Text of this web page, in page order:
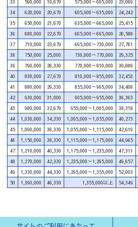
33
590,000 19,670 575,000～605,000 23,069
34
620,000 20,670 605,000～635,000 24,242
35
650,000 21,670 635,000～665,000 25,415
36
680,000 22,670 665,000～695,000 26,588
37
710,000 23,670 695,000～730,000 27,761
38
750,000 25,000 730,000～770,000 29,325
39
790,000 26,330 770,000～810,000 30,889
40
830,000 27,670 810,000～855,000 32,453
41
880,000 29,330 855,000～905,000 34,408
42
930,000 31,000 905,000～955,000 36,363
43
980,000 32,670 955,000～1,005,000 38,318
44
1,030,000 34,330 1,005,000～1,055,000 40,273
45
1,090,000 36,330 1,055,000～1,115,000 42,619
46
1,150,000 38,330 1,115,000～1,175,000 44,965
47
1,210,000 40,330 1,175,000～1,235,000 47,311
48
1,270,000 42,330 1,235,000～1,295,000 49,657
49
1,330,000 44,330 1,295,000～1,355,000 52,003
50
1,390,000 46,330 1,355,000以上 54,349